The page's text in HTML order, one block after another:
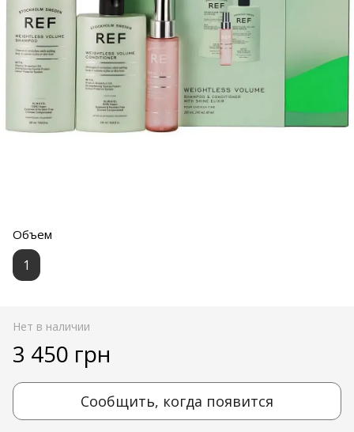
Объем
1
Нет в наличии
3 450 грн
Сообщить, когда появится